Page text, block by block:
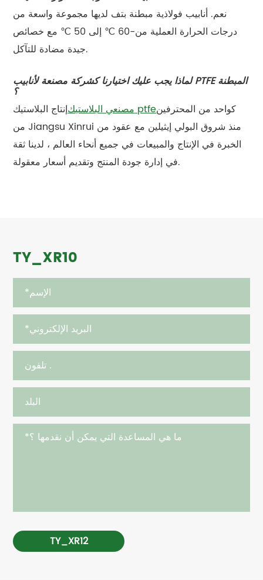
نعم. أنابيب فولاذية مبطنة بتف لديها مجموعة واسعة من
درجات الحرارة العملية من-60 ℃ إلى 50 ℃ مع خصائص
جيدة مضادة للتآكل.
لماذا يجب عليك اختيارنا كشركة مصنعة لأنابيب PTFE المبطنة
؟
كواحد من المحترفينمصنعي البلاستيك ptfe
إنتاج البلاستيك
من Jiangsu Xinrui منذ شروق البولي إيثيلين مع عقود من
الخبرة في الإنتاج والمبيعات في جميع أنحاء العالم ، لدينا ثقة
في إدارة جودة المنتج وتقديم أسعار معقولة.
TY_XR10
TY_XR12